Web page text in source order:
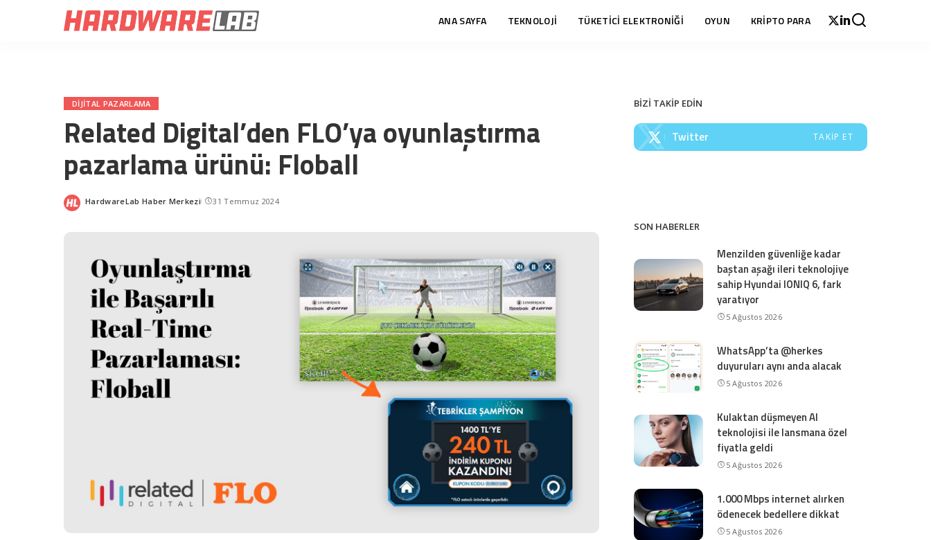
ANA SAYFA TEKNOLOJİ TÜKETİCİ ELEKTRONİĞİ OYUN KRİPTO PARA
DIJITAL PAZARLAMA
Related Digital’den FLO’ya oyunlaştırma
pazarlama ürünü: Floball
Posted
HardwareLab Haber Merkezi 31 Temmuz 2024
BİZİ TAKİP EDİN
Twitter TAKIP ET
SON HABERLER
Menzilden güvenliğe kadar
baştan aşağı ileri teknolojiye
sahip Hyundai IONIQ 6, fark
yaratıyor
5 Ağustos 2026
WhatsApp’ta @herkes
duyuruları aynı anda alacak
5 Ağustos 2026
Kulaktan düşmeyen AI
teknolojisi ile lansmana özel
fiyatla geldi
5 Ağustos 2026
1.000 Mbps internet alırken
ödenecek bedellere dikkat
5 Ağustos 2026